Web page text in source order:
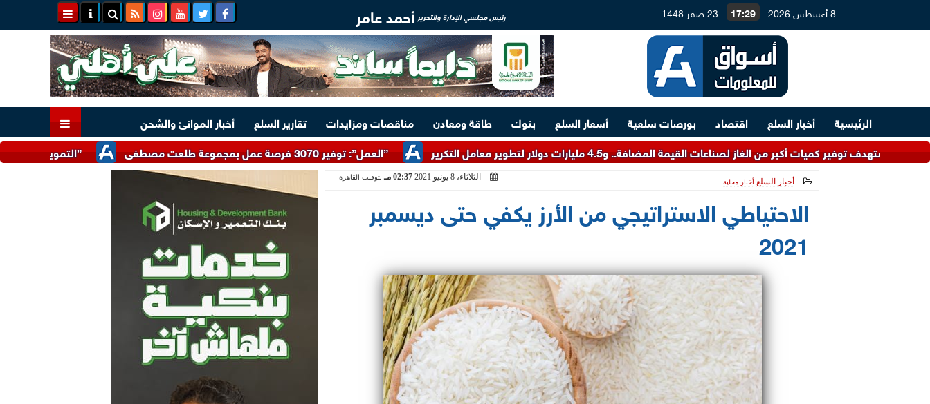
8 أغسطس 2026 17:29 23 صفر 1448 رئيس مجلسي الإدارة والتحرير أحمد عامر
الرئيسية أخبار السلع اقتصاد بورصات سلعية أسعار السلع بنوك طاقة ومعادن مناقصات ومزايدات تقارير السلع
أخبار الموانئ والشحن
”التموين” تتلقى 17 ألف شكوى واستفسار تتعلق بضبط الأسواق وتوفير السلع خلال يوليو
”العمل”: توفير 3070 فرصة عمل بمجموعة طلعت مصطفى من الغاز لصناعات القيمة المضافة.. و4.5 مليارات دولار لتطوير معامل التكرير
أخبار السلع أخبار محلية
الثلاثاء، 8 يونيو 2021 02:37 مـ بتوقيت القاهرة
الاحتياطي الاستراتيجي من الأرز يكفي حتى ديسمبر
2021